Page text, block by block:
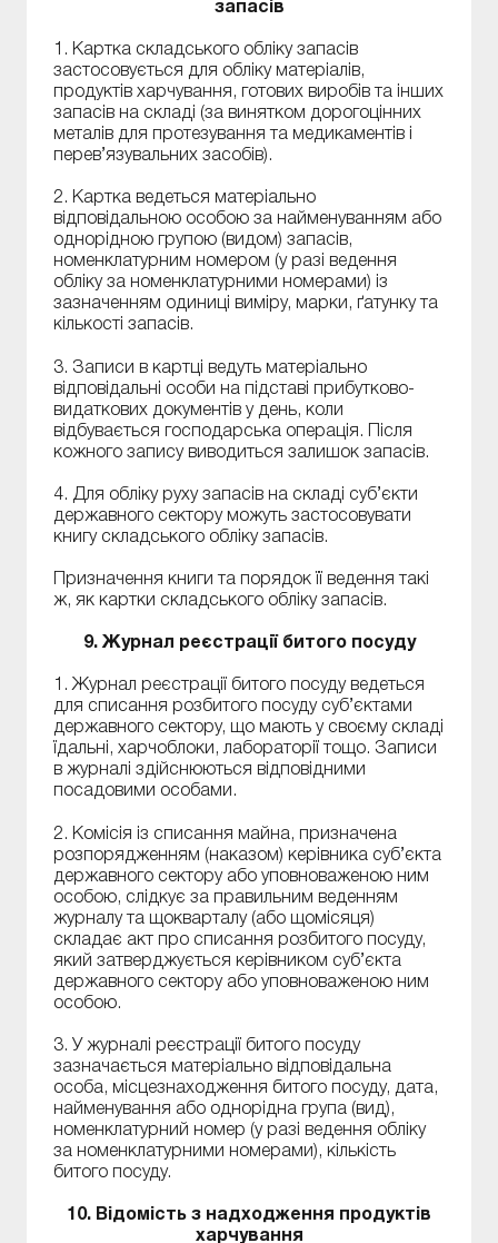
запасів
1. Картка складського обліку запасів
застосовується для обліку матеріалів,
продуктів харчування, готових виробів та інших
запасів на складі (за винятком дорогоцінних
металів для протезування та медикаментів і
перев’язувальних засобів).
2. Картка ведеться матеріально
відповідальною особою за найменуванням або
однорідною групою (видом) запасів,
номенклатурним номером (у разі ведення
обліку за номенклатурними номерами) із
зазначенням одиниці виміру, марки, ґатунку та
кількості запасів.
3. Записи в картці ведуть матеріально
відповідальні особи на підставі прибутково-
видаткових документів у день, коли
відбувається господарська операція. Після
кожного запису виводиться залишок запасів.
4. Для обліку руху запасів на складі суб’єкти
державного сектору можуть застосовувати
книгу складського обліку запасів.
Призначення книги та порядок її ведення такі
ж, як картки складського обліку запасів.
9. Журнал реєстрації битого посуду
1. Журнал реєстрації битого посуду ведеться
для списання розбитого посуду суб’єктами
державного сектору, що мають у своєму складі
їдальні, харчоблоки, лабораторії тощо. Записи
в журналі здійснюються відповідними
посадовими особами.
2. Комісія із списання майна, призначена
розпорядженням (наказом) керівника суб’єкта
державного сектору або уповноваженою ним
особою, слідкує за правильним веденням
журналу та щокварталу (або щомісяця)
складає акт про списання розбитого посуду,
який затверджується керівником суб’єкта
державного сектору або уповноваженою ним
особою.
3. У журналі реєстрації битого посуду
зазначається матеріально відповідальна
особа, місцезнаходження битого посуду, дата,
найменування або однорідна група (вид),
номенклатурний номер (у разі ведення обліку
за номенклатурними номерами), кількість
битого посуду.
10. Відомість з надходження продуктів
харчування